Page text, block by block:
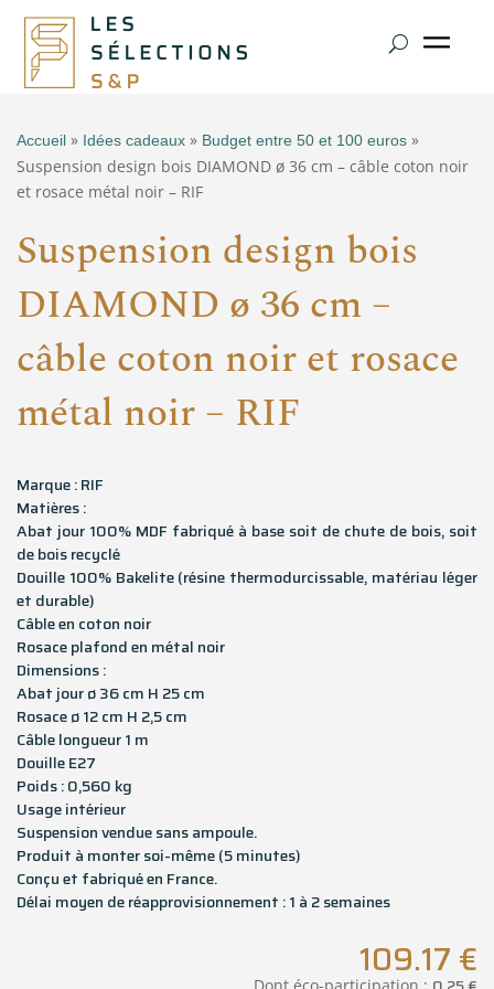
Accueil » Idées cadeaux » Budget entre 50 et 100 euros »
Suspension design bois DIAMOND ø 36 cm – câble coton noir
et rosace métal noir – RIF
Suspension design bois
DIAMOND ø 36 cm –
câble coton noir et rosace
métal noir – RIF
Marque : RIF
Matières :
Abat jour 100% MDF fabriqué à base soit de chute de bois, soit
de bois recyclé
Douille 100% Bakelite (résine thermodurcissable, matériau léger
et durable)
Câble en coton noir
Rosace plafond en métal noir
Dimensions :
Abat jour ø 36 cm H 25 cm
Rosace ø 12 cm H 2,5 cm
Câble longueur 1 m
Douille E27
Poids : 0,560 kg
Usage intérieur
Suspension vendue sans ampoule.
Produit à monter soi-même (5 minutes)
Conçu et fabriqué en France.
Délai moyen de réapprovisionnement : 1 à 2 semaines
109.17 €